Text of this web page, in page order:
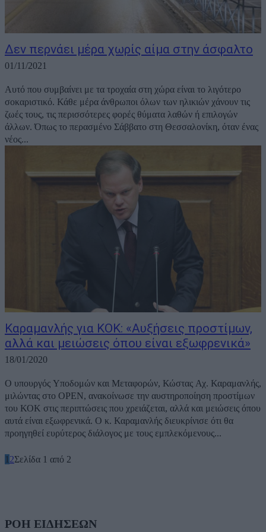
Δεν περνάει μέρα χωρίς αίμα στην άσφαλτο
01/11/2021
Αυτό που συμβαίνει με τα τροχαία στη χώρα είναι το λιγότερο
σοκαριστικό. Κάθε μέρα άνθρωποι όλων των ηλικιών χάνουν τις
ζωές τους, τις περισσότερες φορές θύματα λαθών ή επιλογών
άλλων. Όπως το περασμένο Σάββατο στη Θεσσαλονίκη, όταν ένας
νέος...
Καραμανλής για ΚΟΚ: «Αυξήσεις προστίμων,
αλλά και μειώσεις όπου είναι εξωφρενικά»
18/01/2020
Ο υπουργός Υποδομών και Μεταφορών, Κώστας Αχ. Καραμανλής,
μιλώντας στο OPEN, ανακοίνωσε την αυστηροποίηση προστίμων
του ΚΟΚ στις περιπτώσεις που χρειάζεται, αλλά και μειώσεις όπου
αυτά είναι εξωφρενικά. Ο κ. Καραμανλής διευκρίνισε ότι θα
προηγηθεί ευρύτερος διάλογος με τους εμπλεκόμενους...
1 2Σελίδα 1 από 2
ΡΟΗ ΕΙΔΗΣΕΩΝ